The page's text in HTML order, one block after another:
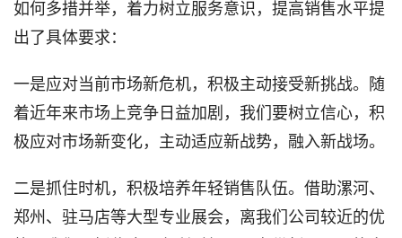
如何多措并举，着力树立服务意识，提高销售水平提
出了具体要求：
一是应对当前市场新危机，积极主动接受新挑战。随
着近年来市场上竞争日益加剧，我们要树立信心，积
极应对市场新变化，主动适应新战势，融入新战场。
二是抓住时机，积极培养年轻销售队伍。借助漯河、
郑州、驻马店等大型专业展会，离我们公司较近的优